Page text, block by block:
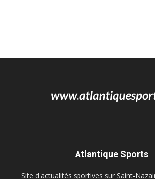
Atlantique Sports
Site d'actualités sportives sur Saint-